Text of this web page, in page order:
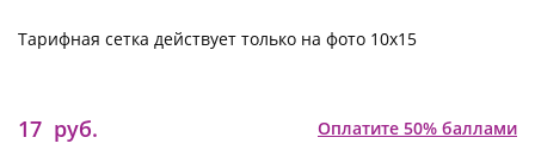
Тарифная сетка действует только на фото 10х15
17 руб. Оплатите 50% баллами